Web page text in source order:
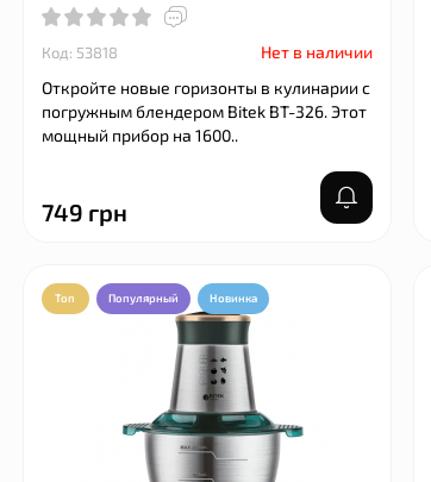
Код: 53818
Нет в наличии
Откройте новые горизонты в кулинарии с
погружным блендером Bitek BT-326. Этот
мощный прибор на 1600..
749 грн
Топ Популярный Новинка